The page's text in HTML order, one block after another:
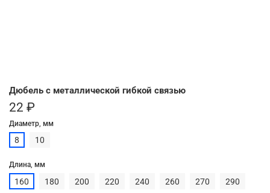
Дюбель с металлической гибкой связью
22 ₽
Диаметр, мм
8 10
Длина, мм
160 180 200 220 240 260 270 290